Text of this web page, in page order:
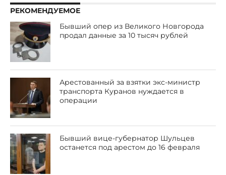
РЕКОМЕНДУЕМОЕ
Бывший опер из Великого Новгорода
продал данные за 10 тысяч рублей
Арестованный за взятки экс-министр
транспорта Куранов нуждается в
операции
Бывший вице-губернатор Шульцев
останется под арестом до 16 февраля